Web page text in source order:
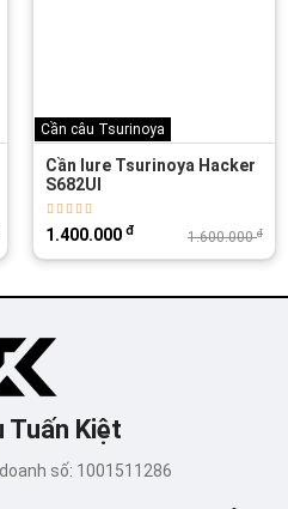
Cần câu Tsurinoya
Cần lure Tsurinoya Hacker
S682Ul
1.600.000đ
1.400.000 đ
Tuấn Kiệt
số: 1001511286